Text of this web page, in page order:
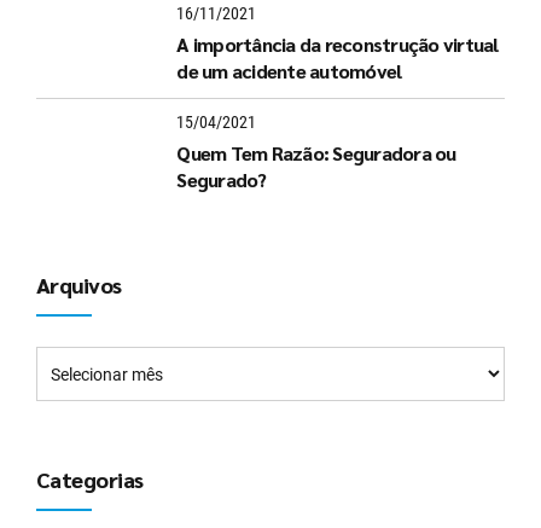
16/11/2021
A importância da reconstrução virtual
de um acidente automóvel
15/04/2021
Quem Tem Razão: Seguradora ou
Segurado?
Arquivos
Categorias